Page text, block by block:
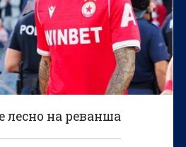
лесно на реванша